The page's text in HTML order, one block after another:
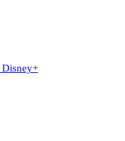
Disney+